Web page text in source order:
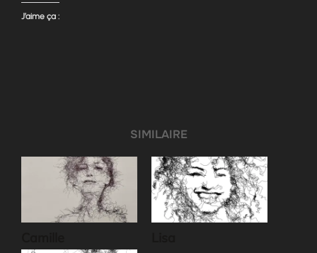
J’aime ça :
SIMILAIRE